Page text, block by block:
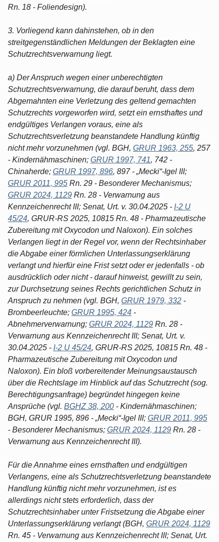
Rn. 18 - Foliendesign).
3. Vorliegend kann dahinstehen, ob in den
streitgegenständlichen Meldungen der Beklagten eine
Schutzrechtsverwarnung liegt.
a) Der Anspruch wegen einer unberechtigten
Schutzrechtsverwarnung, die darauf beruht, dass dem
Abgemahnten eine Verletzung des geltend gemachten
Schutzrechts vorgeworfen wird, setzt ein ernsthaftes und
endgültiges Verlangen voraus, eine als
Schutzrechtsverletzung beanstandete Handlung künftig
nicht mehr vorzunehmen (vgl. BGH, GRUR 1963, 255, 257
- Kindernähmaschinen; GRUR 1997, 741, 742 -
Chinaherde; GRUR 1997, 896, 897 - „Mecki“-Igel III;
GRUR 2011, 995 Rn. 29 - Besonderer Mechanismus;
GRUR 2024, 1129 Rn. 28 - Verwarnung aus
Kennzeichenrecht III; Senat, Urt. v. 30.04.2025 - I-2 U
45/24, GRUR-RS 2025, 10815 Rn. 48 - Pharmazeutische
Zubereitung mit Oxycodon und Naloxon). Ein solches
Verlangen liegt in der Regel vor, wenn der Rechtsinhaber
die Abgabe einer förmlichen Unterlassungserklärung
verlangt und hierfür eine Frist setzt oder er jedenfalls - ob
ausdrücklich oder nicht - darauf hinweist, gewillt zu sein,
zur Durchsetzung seines Rechts gerichtlichen Schutz in
Anspruch zu nehmen (vgl. BGH, GRUR 1979, 332 -
Brombeerleuchte; GRUR 1995, 424 -
Abnehmerverwarnung; GRUR 2024, 1129 Rn. 28 -
Verwarnung aus Kennzeichenrecht III; Senat, Urt. v.
30.04.2025 - I-2 U 45/24, GRUR-RS 2025, 10815 Rn. 48 -
Pharmazeutische Zubereitung mit Oxycodon und
Naloxon). Ein bloß vorbereitender Meinungsaustausch
über die Rechtslage im Hinblick auf das Schutzrecht (sog.
Berechtigungsanfrage) begründet hingegen keine
Ansprüche (vgl. BGHZ 38, 200 - Kindernähmaschinen;
BGH, GRUR 1995, 896 - „Mecki“-Igel III; GRUR 2011, 995
- Besonderer Mechanismus; GRUR 2024, 1129 Rn. 28 -
Verwarnung aus Kennzeichenrecht III).
Für die Annahme eines ernsthaften und endgültigen
Verlangens, eine als Schutzrechtsverletzung beanstandete
Handlung künftig nicht mehr vorzunehmen, ist es
allerdings nicht stets erforderlich, dass der
Schutzrechtsinhaber unter Fristsetzung die Abgabe einer
Unterlassungserklärung verlangt (BGH, GRUR 2024, 1129
Rn. 45 - Verwarnung aus Kennzeichenrecht III; Senat, Urt.